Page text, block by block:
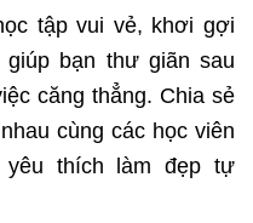
tập vui vẻ, khơi gợi
bạn thư giãn sau
căng thẳng. Chia sẻ
cùng các học viên
yêu thích làm đẹp tự